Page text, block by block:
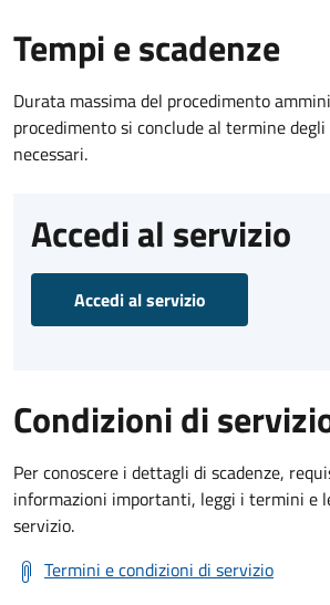
Tempi e scadenze
Durata massima del procedimento
procedimento si conclude al termine
necessari.
Accedi al servizio
Accedi al servizio
Condizioni di
Per conoscere i dettagli di scadenze,
informazioni importanti, leggi i termini e
servizio.
Termini e condizioni di servizio